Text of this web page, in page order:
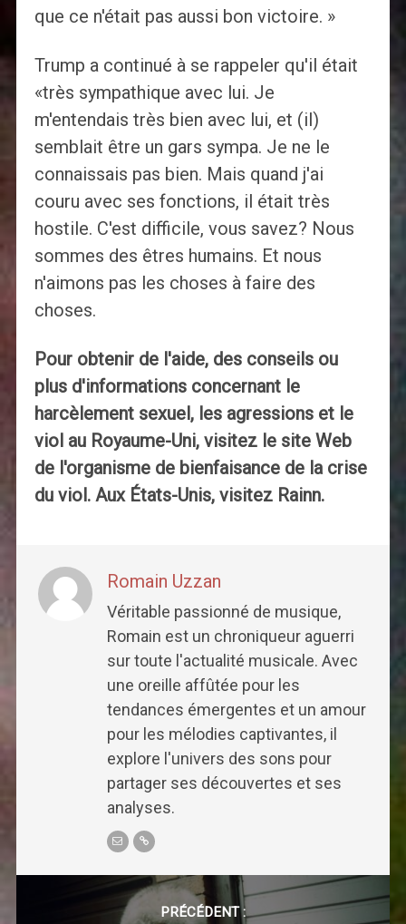
que ce n'était pas aussi bon victoire. »
Trump a continué à se rappeler qu'il était
«très sympathique avec lui. Je
m'entendais très bien avec lui, et (il)
semblait être un gars sympa. Je ne le
connaissais pas bien. Mais quand j'ai
couru avec ses fonctions, il était très
hostile. C'est difficile, vous savez? Nous
sommes des êtres humains. Et nous
n'aimons pas les choses à faire des
choses.
Pour obtenir de l'aide, des conseils ou
plus d'informations concernant le
harcèlement sexuel, les agressions et le
viol au Royaume-Uni, visitez le site Web
de l'organisme de bienfaisance de la crise
du viol. Aux États-Unis, visitez Rainn.
Romain Uzzan
Véritable passionné de musique,
Romain est un chroniqueur aguerri
sur toute l'actualité musicale. Avec
une oreille affûtée pour les
tendances émergentes et un amour
pour les mélodies captivantes, il
explore l'univers des sons pour
partager ses découvertes et ses
analyses.
PRÉCÉDENT :